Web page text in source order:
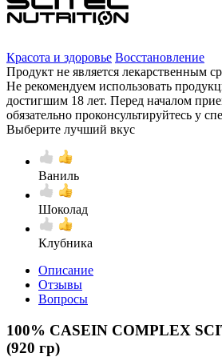
Красота и здоровье Восстановление
Продукт не является лекарственным
Не рекомендуем использовать
достигшим 18 лет. Перед началом
обязательно проконсультируйтесь у
Выберите лучший вкус
Ваниль
Шоколад
Клубника
Описание
Отзывы
Вопросы
100% CASEIN COMPLEX
(920 гр)